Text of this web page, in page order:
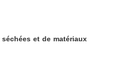
et de matériaux